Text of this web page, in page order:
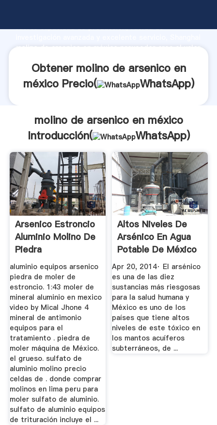
fuerte capacidad de producción, fuerza de
molino de arsenico en méxico proveedor crea el valor
Obtener molino de arsenico en
méxico Precio(
WhatsApp)
molino de arsenico en méxico
Introducción(
WhatsApp)
Arsenico Estroncio
Aluminio Molino De
Piedra
aluminio equipos arsenico
piedra de moler de
estroncio. 1:43 moler de
mineral aluminio en mexico
video by Mical Jhone 4
mineral de antimonio
equipos para el
tratamiento . piedra de
moler máquina de México.
el grueso. sulfato de
aluminio molino precio
celdas de . donde comprar
molinos en lima peru para
moler sulfato de aluminio.
sulfato de aluminio equipos
de trituración incluye el ...
Altos Niveles De
Arsénico En Agua
Potable De México
YouTube
Apr 20, 2014· El arsénico
es una de las diez
sustancias más riesgosas
para la salud humana y
México es uno de los
países que tiene altos
niveles de este tóxico en
los mantos acuíferos
subterráneos, de ...